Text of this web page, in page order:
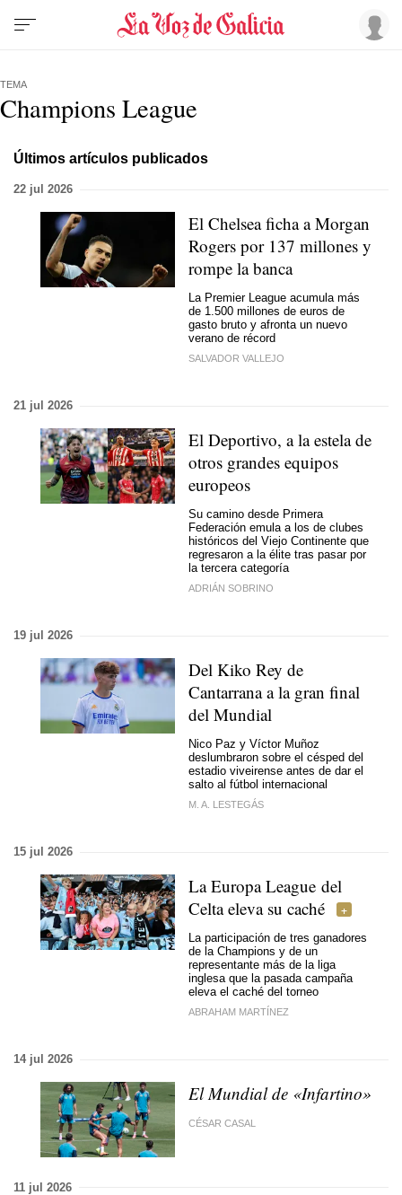
TEMA
Champions League
Últimos artículos publicados
22 jul 2026
El Chelsea ficha a Morgan
Rogers por 137 millones y
rompe la banca
La Premier League acumula más
de 1.500 millones de euros de
gasto bruto y afronta un nuevo
verano de récord
SALVADOR VALLEJO
21 jul 2026
El Deportivo, a la estela de
otros grandes equipos
europeos
Su camino desde Primera
Federación emula a los de clubes
históricos del Viejo Continente que
regresaron a la élite tras pasar por
la tercera categoría
ADRIÁN SOBRINO
19 jul 2026
Del Kiko Rey de
Cantarrana a la gran final
del Mundial
Nico Paz y Víctor Muñoz
deslumbraron sobre el césped del
estadio viveirense antes de dar el
salto al fútbol internacional
M. A. LESTEGÁS
15 jul 2026
La Europa League del
Celta eleva su caché
La participación de tres ganadores
de la Champions y de un
representante más de la liga
inglesa que la pasada campaña
eleva el caché del torneo
ABRAHAM MARTÍNEZ
14 jul 2026
El Mundial de «Infartino»
CÉSAR CASAL
11 jul 2026